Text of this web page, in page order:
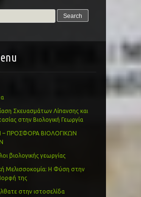
Σκευασμάτων Λίπανσης και
στην Βιολογική Γεωργία
– ΠΡΟΣΦΟΡΑ ΒΙΟΛΟΓΙΚΩΝ
βιολογικής γεωργίας
Μελισσοκομία: Η Φύση στην
της
στην ιστοσελίδα